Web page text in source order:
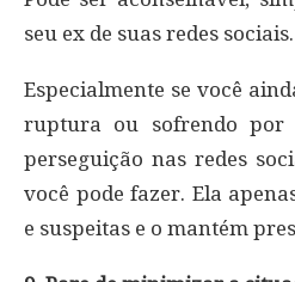
seu ex de suas redes sociais.
Especialmente se você
ruptura ou sofrendo por
perseguição nas redes
você pode fazer. Ela
e suspeitas e o mantém